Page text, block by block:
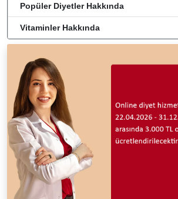
Popüler Diyetler Hakkında
Vitaminler Hakkında